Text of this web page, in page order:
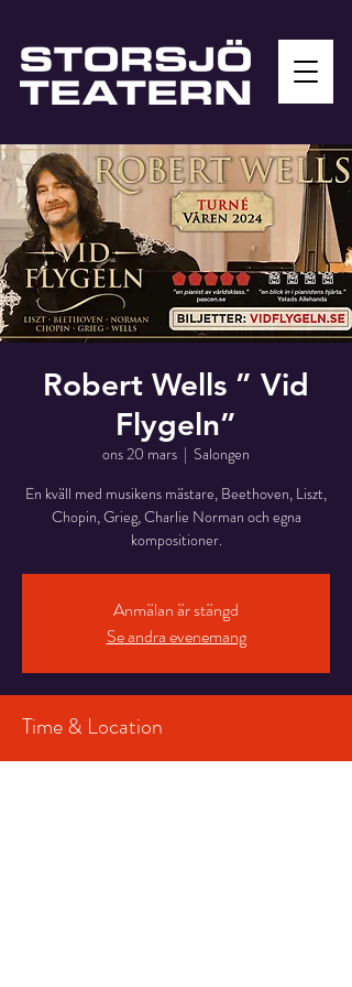
Robert Wells ” Vid
Flygeln”
ons 20 mars
  |
Salongen
En kväll med musikens mästare, Beethoven, Liszt,
Chopin, Grieg, Charlie Norman och egna
kompositioner.
Anmälan är stängd
Se andra evenemang
Time & Location